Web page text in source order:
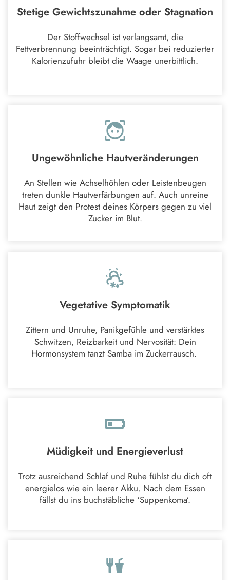
Stetige Gewichtszunahme oder Stagnation
Der Stoffwechsel ist verlangsamt, die
Fettverbrennung beeinträchtigt. Sogar bei reduzierter
Kalorienzufuhr bleibt die Waage unerbittlich.
Ungewöhnliche Hautveränderungen
An Stellen wie Achselhöhlen oder Leistenbeugen
treten dunkle Hautverfärbungen auf. Auch unreine
Haut zeigt den Protest deines Körpers gegen zu viel
Zucker im Blut.
Vegetative Symptomatik
Zittern und Unruhe, Panikgefühle und verstärktes
Schwitzen, Reizbarkeit und Nervosität: Dein
Hormonsystem tanzt Samba im Zuckerrausch.
Müdigkeit und Energieverlust
Trotz ausreichend Schlaf und Ruhe fühlst du dich oft
energielos wie ein leerer Akku. Nach dem Essen
fällst du ins buchstäbliche ‘Suppenkoma’.